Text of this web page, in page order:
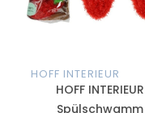
HOFF INTERIEUR
HOFF INTERIEUR
Spülschwamm